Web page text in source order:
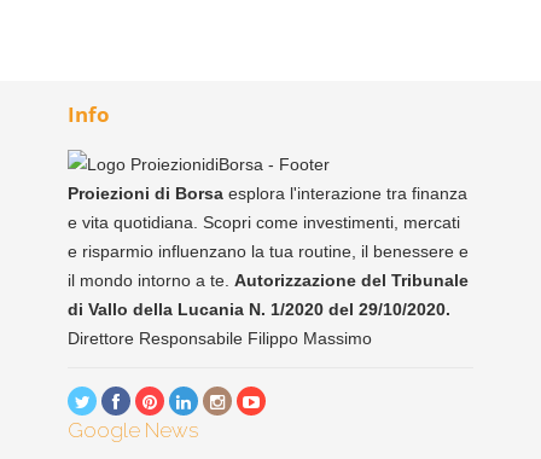
Info
Proiezioni di Borsa esplora l'interazione tra finanza
e vita quotidiana. Scopri come investimenti, mercati
e risparmio influenzano la tua routine, il benessere e
il mondo intorno a te. Autorizzazione del Tribunale
di Vallo della Lucania N. 1/2020 del 29/10/2020.
Direttore Responsabile Filippo Massimo
Google News